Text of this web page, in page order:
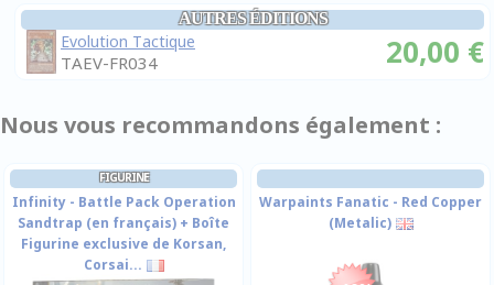
AUTRES ÉDITIONS
Evolution Tactique
TAEV-FR034 20,00 €
Nous vous recommandons également :
FIGURINE
Infinity - Battle Pack Operation
Sandtrap (en français) + Boîte
Figurine exclusive de Korsan,
Corsai...
Warpaints Fanatic - Red Copper
(Metalic)